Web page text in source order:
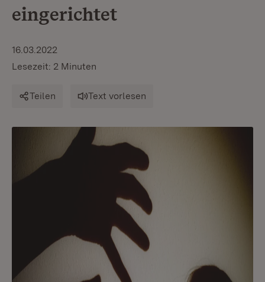
eingerichtet
16.03.2022
Lesezeit: 2 Minuten
Teilen Text vorlesen